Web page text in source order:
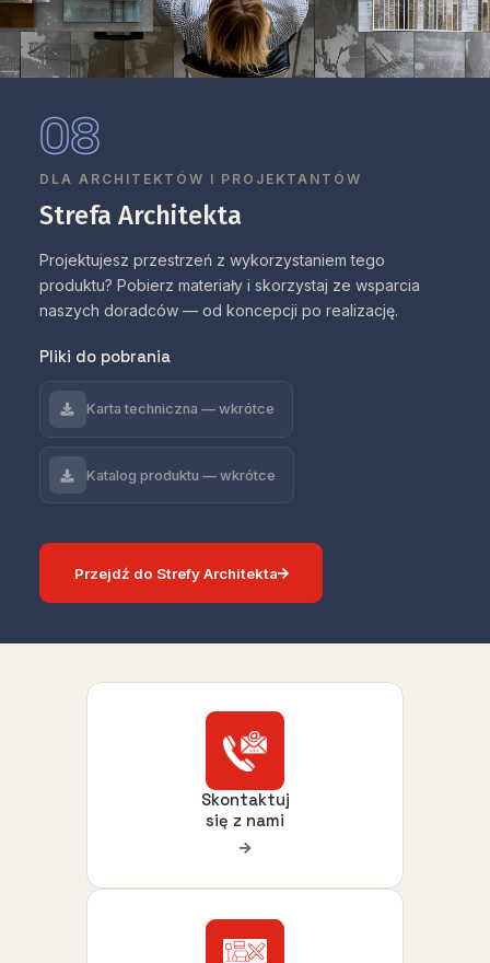
08
DLA ARCHITEKTÓW I PROJEKTANTÓW
Strefa Architekta
Projektujesz przestrzeń z wykorzystaniem tego
produktu? Pobierz materiały i skorzystaj ze wsparcia
naszych doradców — od koncepcji po realizację.
Pliki do pobrania
Karta techniczna — wkrótce
Katalog produktu — wkrótce
Przejdź do Strefy Architekta
Skontaktuj
się z nami